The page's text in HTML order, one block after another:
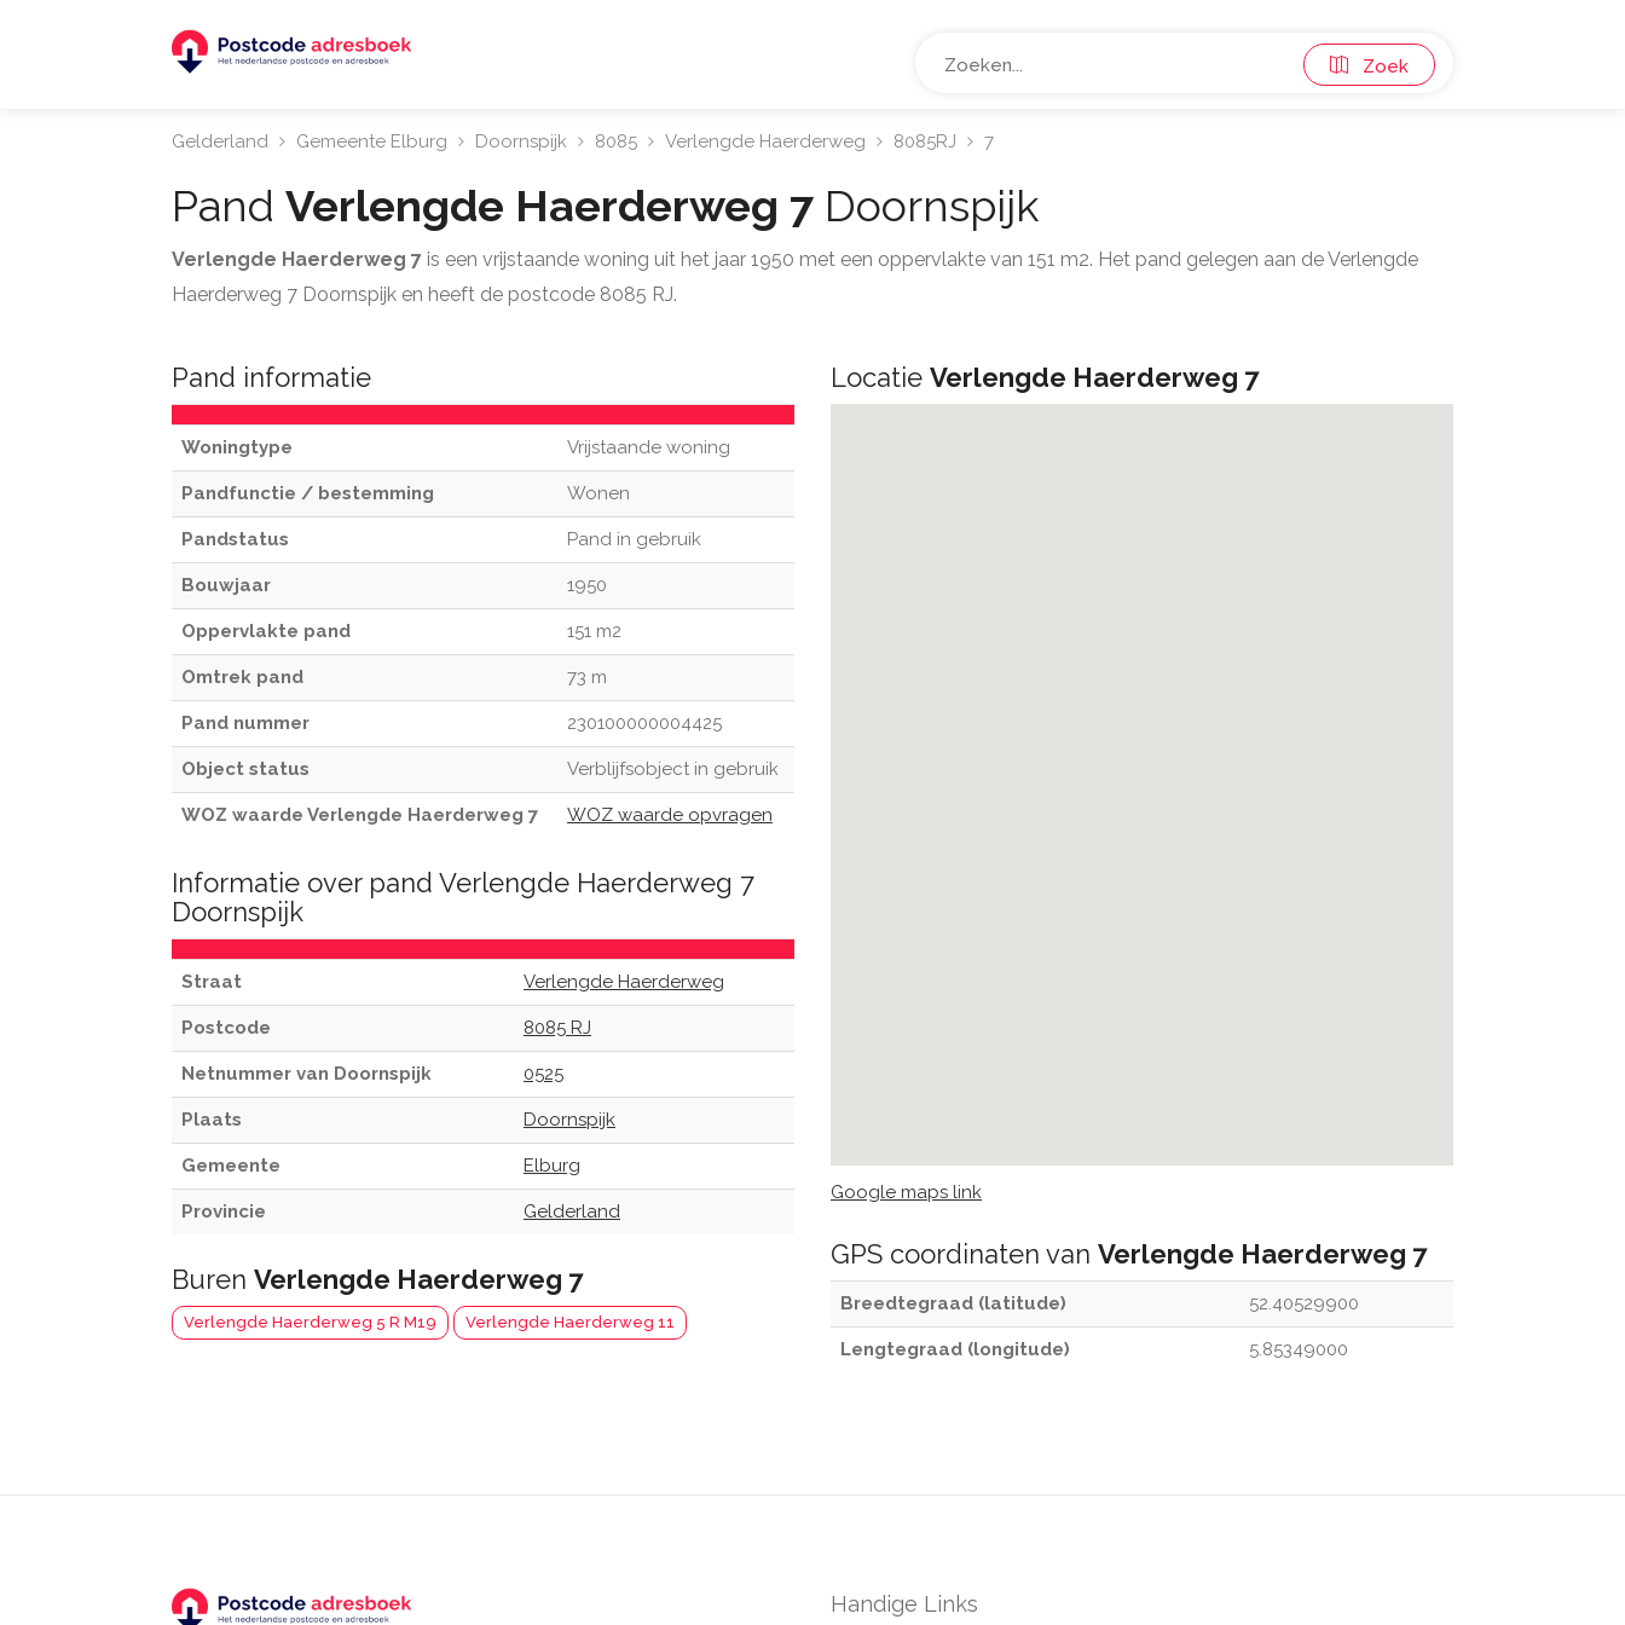
Zoek
Gelderland Gemeente Elburg Doornspijk 8085 Verlengde Haerderweg 8085RJ 7
Pand Verlengde Haerderweg 7 Doornspijk
Verlengde Haerderweg 7 is een vrijstaande woning uit het jaar 1950 met een oppervlakte van 151 m2. Het pand gelegen aan de Verlengde
Haerderweg 7 Doornspijk en heeft de postcode 8085 RJ.
Pand informatie
Woningtype Vrijstaande woning
Pandfunctie / bestemming Wonen
Pandstatus Pand in gebruik
Bouwjaar 1950
Oppervlakte pand 151 m2
Omtrek pand 73 m
Pand nummer 230100000004425
Object status Verblijfsobject in gebruik
WOZ waarde Verlengde Haerderweg 7 WOZ waarde opvragen
Informatie over pand Verlengde Haerderweg 7
Doornspijk
Straat Verlengde Haerderweg
Postcode 8085 RJ
Netnummer van Doornspijk 0525
Plaats Doornspijk
Gemeente Elburg
Provincie Gelderland
Buren Verlengde Haerderweg 7
Verlengde Haerderweg 5 R M19 Verlengde Haerderweg 11
Locatie Verlengde Haerderweg 7
Google maps link
GPS coordinaten van Verlengde Haerderweg 7
Breedtegraad (latitude) 52.40529900
Lengtegraad (longitude) 5.85349000
Handige Links